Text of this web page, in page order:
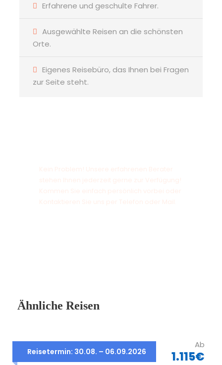
Erfahrene und geschulte Fahrer.
Ausgewählte Reisen an die schönsten
Orte.
Eigenes Reisebüro, das Ihnen bei Fragen
zur Seite steht.
Ähnliche Reisen
Reisetermin: 30.08. – 06.09.2026
8 Tage – Badeurlaub in Lido di
Jesolo
Ab
1.115€